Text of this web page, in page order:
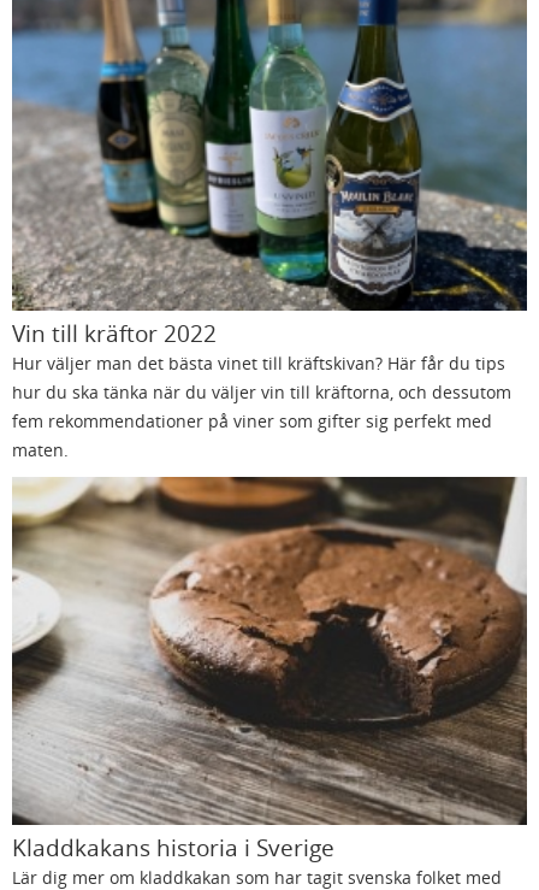
Vin till kräftor 2022
Hur väljer man det bästa vinet till kräftskivan? Här får du tips
hur du ska tänka när du väljer vin till kräftorna, och dessutom
fem rekommendationer på viner som gifter sig perfekt med
maten.
Kladdkakans historia i Sverige
Lär dig mer om kladdkakan som har tagit svenska folket med